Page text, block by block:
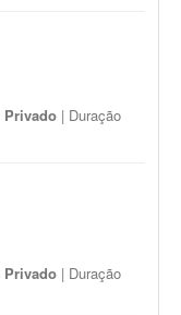
Privado | Duração
Privado | Duração